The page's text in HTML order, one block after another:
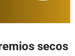
secos